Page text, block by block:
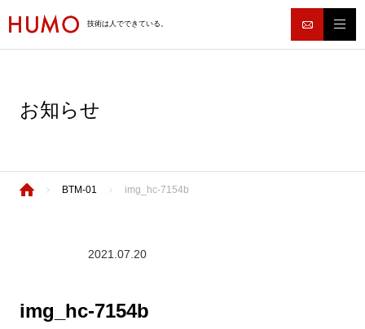
技術は人でできている。
お知らせ
BTM-01 img_hc-7154b
2021.07.20
img_hc-7154b